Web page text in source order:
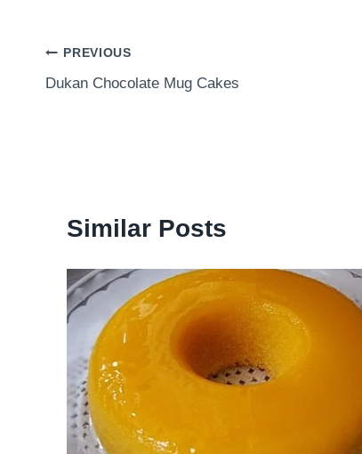
Post
navigation
PREVIOUS
Dukan Chocolate Mug Cakes
Similar Posts